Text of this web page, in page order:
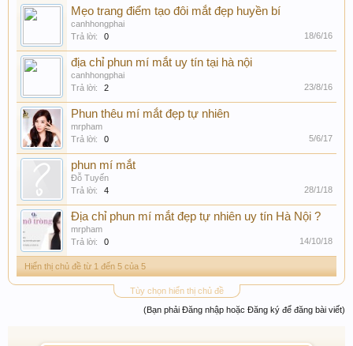
Mẹo trang điểm tạo đôi mắt đẹp huyền bí
canhhongphai
Trả lời:
0 18/6/16
địa chỉ phun mí mắt uy tín tại hà nội
canhhongphai
Trả lời:
2 23/8/16
Phun thêu mí mắt đẹp tự nhiên
mrpham
Trả lời:
0 5/6/17
phun mí mắt
Đỗ Tuyến
Trả lời:
4 28/1/18
Địa chỉ phun mí mắt đẹp tự nhiên uy tín Hà Nội ?
mrpham
Trả lời:
0 14/10/18
Hiển thị chủ đề từ 1 đến 5 của 5
Tùy chọn hiển thị chủ đề
(Bạn phải Đăng nhập hoặc Đăng ký để đăng bài viết)